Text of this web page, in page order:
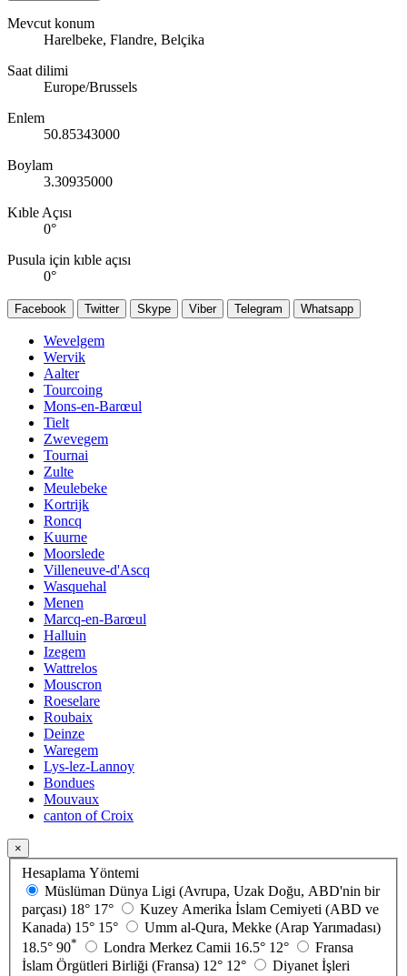
Mevcut konum
Harelbeke, Flandre, Belçika
Saat dilimi
Europe/Brussels
Enlem
50.85343000
Boylam
3.30935000
Kıble Açısı
0°
Pusula için kıble açısı
0°
Facebook Twitter Skype Viber Telegram Whatsapp
Wevelgem
Wervik
Aalter
Tourcoing
Mons-en-Barœul
Tielt
Zwevegem
Tournai
Zulte
Meulebeke
Kortrijk
Roncq
Kuurne
Moorslede
Villeneuve-d'Ascq
Wasquehal
Menen
Marcq-en-Barœul
Halluin
Izegem
Wattrelos
Mouscron
Roeselare
Roubaix
Deinze
Waregem
Lys-lez-Lannoy
Bondues
Mouvaux
canton of Croix
×
Hesaplama Yöntemi
Müslüman Dünya Ligi (Avrupa, Uzak Doğu, ABD'nin bir
parçası) 18° 17°
Kuzey Amerika İslam Cemiyeti (ABD ve
Kanada) 15° 15°
Umm al-Qura, Mekke (Arap Yarımadası)
18.5° 90* Londra Merkez Camii 16.5° 12°
Fransa
İslam Örgütleri Birliği (Fransa) 12° 12°
Diyanet İşleri